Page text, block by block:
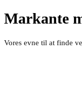
Markante
Vores evne til at finde